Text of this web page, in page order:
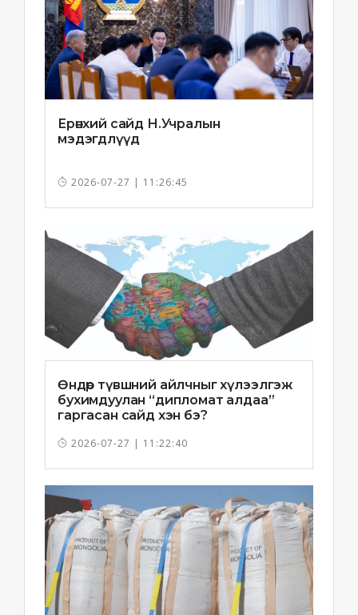
Ерөнхий сайд Н.Учралын
мэдэгдлүүд
2026-07-27 | 11:26:45
Өндөр түвшний айлчныг хүлээлгэж
бухимдуулан “дипломат алдаа”
гаргасан сайд хэн бэ?
2026-07-27 | 11:22:40